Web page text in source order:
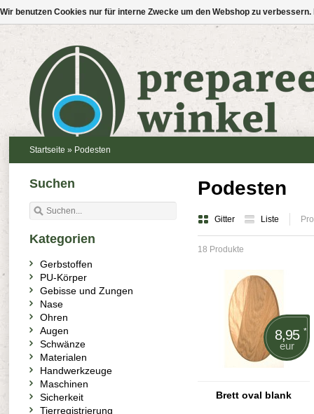
Startseite » Podesten
Podesten
Gitter Liste
18 Produkte
8,95 *
eur
Brett oval blank
Suchen
Kategorien
Gerbstoffen
PU-Körper
Gebisse und Zungen
Nase
Ohren
Augen
Schwänze
Materialen
Handwerkzeuge
Maschinen
Sicherkeit
Tierregistrierung
Wir benutzen Cookies nur für interne Zwecke um den Webshop zu